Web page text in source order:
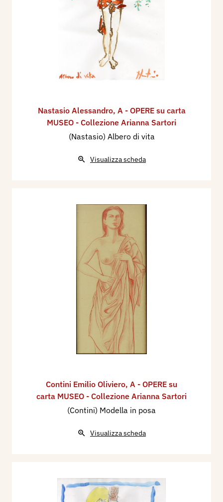
Nastasio Alessandro, A - OPERE su carta
MUSEO - Collezione Arianna Sartori
(Nastasio) Albero di vita
Visualizza scheda
Contini Emilio Oliviero, A - OPERE su
carta MUSEO - Collezione Arianna Sartori
(Contini) Modella in posa
Visualizza scheda